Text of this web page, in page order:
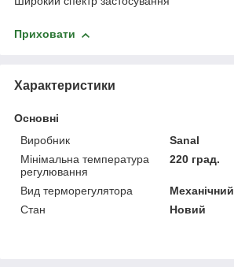
Приховати
Характеристики
Основні
Виробник
Sanal
Мінімальна температура
регулювання
220 град.
Вид терморегулятора
Механічний
Стан
Новий